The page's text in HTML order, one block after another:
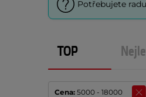
Potřebujete
TOP
Cena: 5000 - 18000